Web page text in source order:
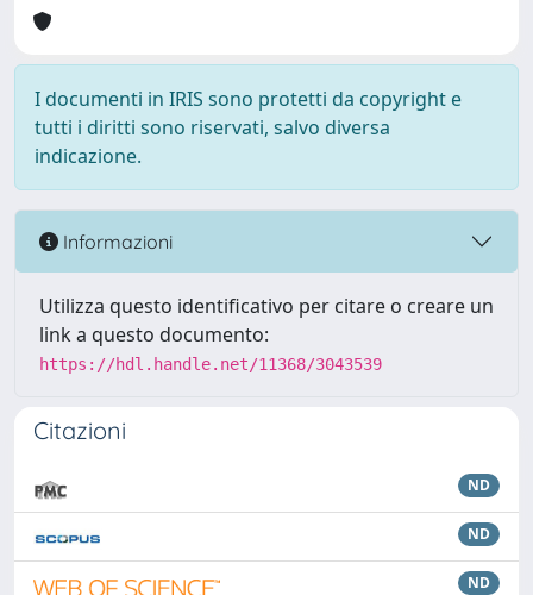
I documenti in IRIS sono protetti da copyright e
tutti i diritti sono riservati, salvo diversa
indicazione.
Informazioni
Utilizza questo identificativo per citare o creare un
link a questo documento:
https://hdl.handle.net/11368/3043539
Citazioni
ND
ND
ND